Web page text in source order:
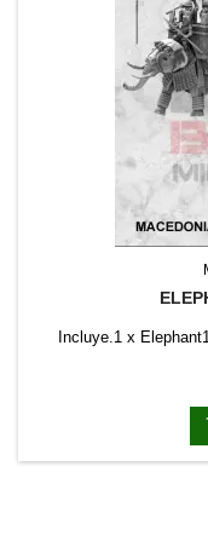
Incluye.1 x